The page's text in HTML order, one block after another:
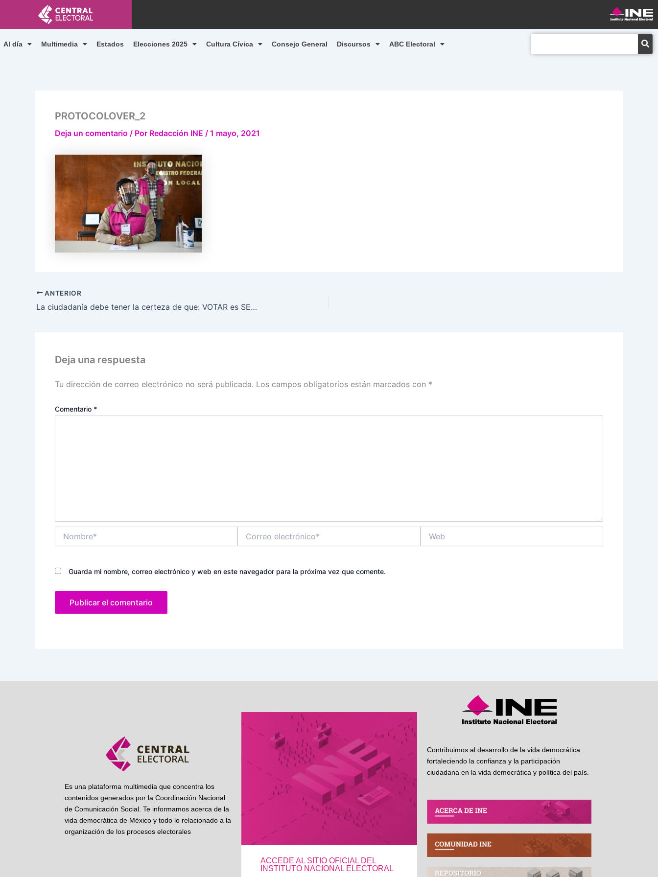
contenido
Al día Multimedia Estados Elecciones 2025 Cultura Cívica Consejo General Discursos ABC Electoral
PROTOCOLOVER_2
Deja un comentario / Por Redacción INE / 1 mayo, 2021
ANTERIOR
La ciudadanía debe tener la certeza de que: VOTAR es SEGURO: INE Veracruz
Deja una respuesta
Tu dirección de correo electrónico no será publicada. Los campos obligatorios están marcados con *
Comentario *
electrónico*
Guarda mi nombre, correo electrónico y web en este navegador para la próxima vez que comente.
Es una plataforma multimedia que concentra los
contenidos generados por la Coordinación Nacional
de Comunicación Social. Te informamos acerca de la
vida democrática de México y todo lo relacionado a la
organización de los procesos electorales
ACCEDE AL SITIO OFICIAL DEL
INSTITUTO NACIONAL ELECTORAL
Contribuimos al desarrollo de la vida democrática
fortaleciendo la confianza y la participación
ciudadana en la vida democrática y política del país.